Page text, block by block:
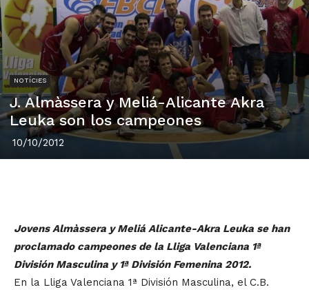
NOTÍCIES
J. Almàssera y Meliá-Alicante Akra
Leuka son los campeones
10/10/2012
Jovens Almàssera y Meliá Alicante-Akra Leuka se han
proclamado campeones de la Lliga Valenciana 1ª
División Masculina y 1ª División Femenina 2012.
En la Lliga Valenciana 1ª División Masculina, el C.B.